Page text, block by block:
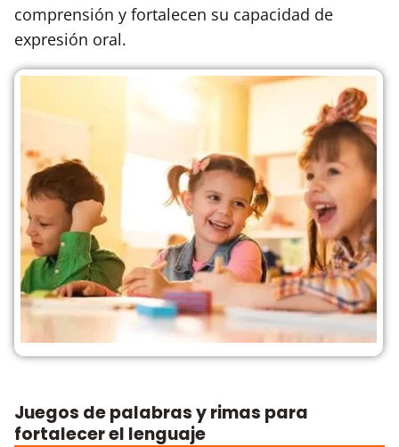
comprensión y fortalecen su capacidad de
expresión oral.
Juegos de palabras y rimas para
fortalecer el lenguaje